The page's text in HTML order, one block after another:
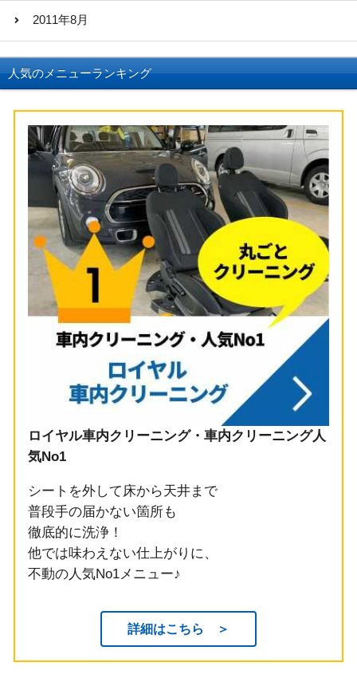
2011年8月
人気のメニューランキング
ロイヤル車内クリーニング・車内クリーニング人
気No1
シートを外して床から天井まで
普段手の届かない箇所も
徹底的に洗浄！
他では味わえない仕上がりに、
不動の人気No1メニュー♪
詳細はこちら ＞